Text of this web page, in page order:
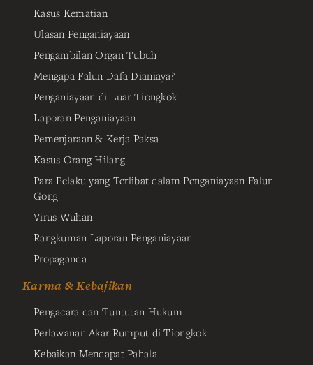
Kasus Kematian
Ulasan Penganiayaan
Pengambilan Organ Tubuh
Mengapa Falun Dafa Dianiaya?
Penganiayaan di Luar Tiongkok
Laporan Penganiayaan
Pemenjaraan & Kerja Paksa
Kasus Orang Hilang
Para Pelaku yang Terlibat dalam Penganiayaan Falun
Gong
Virus Wuhan
Rangkuman Laporan Penganiayaan
Propaganda
Karma & Kebajikan
Pengacara dan Tuntutan Hukum
Perlawanan Akar Rumput di Tiongkok
Kebaikan Mendapat Pahala